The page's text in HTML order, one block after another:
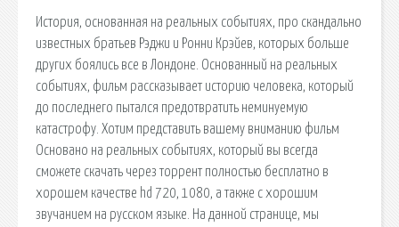
История, основанная на реальных событиях, про скандально
известных братьев Рэджи и Ронни Крэйев, которых больше
других боялись все в Лондоне. Основанный на реальных
событиях, фильм рассказывает историю человека, который
до последнего пытался предотвратить неминуемую
катастрофу. Хотим представить вашему вниманию фильм
Основано на реальных событиях, который вы всегда
сможете скачать через торрент полностью бесплатно в
хорошем качестве hd 720, 1080, а также с хорошим
звучанием на русском языке. На данной странице, мы